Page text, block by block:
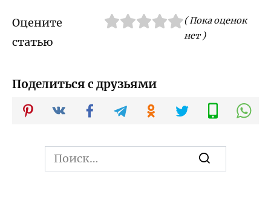
Оцените
статью
( Пока оценок
нет )
Поделиться с друзьями
Search
for: